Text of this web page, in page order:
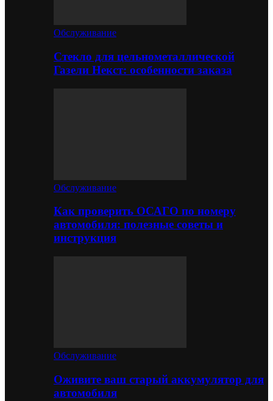
Обслуживание
Стекло для цельнометаллической
Газели Некст: особенности заказа
Обслуживание
Как проверить ОСАГО по номеру
автомобиля: полезные советы и
инструкция
Обслуживание
Оживите ваш старый аккумулятор для
автомобиля